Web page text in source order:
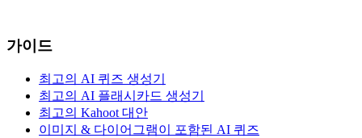
가이드
최고의 AI 퀴즈 생성기
최고의 AI 플래시카드 생성기
최고의 Kahoot 대안
이미지 & 다이어그램이 포함된 AI 퀴즈